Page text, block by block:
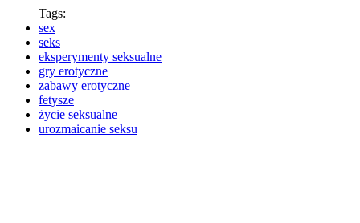
Tags:
sex
seks
eksperymenty seksualne
gry erotyczne
zabawy erotyczne
fetysze
życie seksualne
urozmaicanie seksu